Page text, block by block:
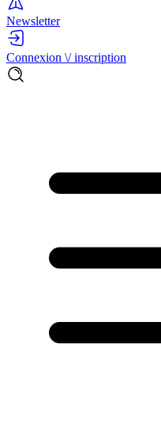
Newsletter
Connexion \/ inscription